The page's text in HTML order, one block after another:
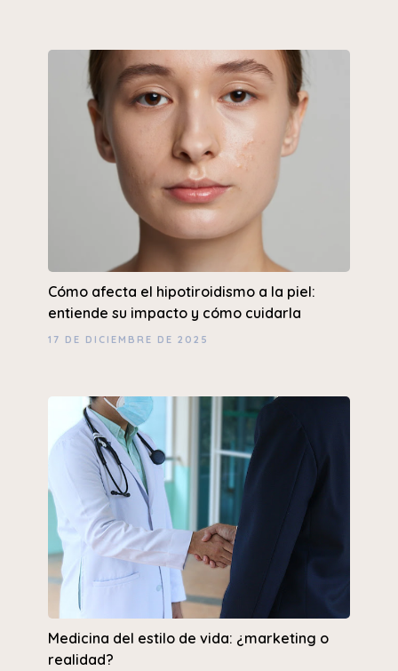
Cómo afecta el hipotiroidismo a la piel:
entiende su impacto y cómo cuidarla
17 DE DICIEMBRE DE 2025
Medicina del estilo de vida: ¿marketing o
realidad?